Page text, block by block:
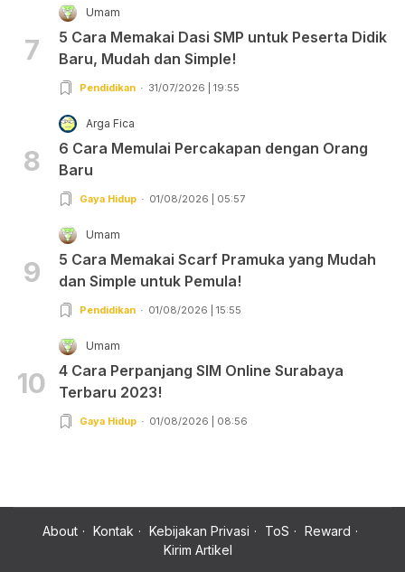
7
Umam
5 Cara Memakai Dasi SMP untuk Peserta Didik
Baru, Mudah dan Simple!
Pendidikan 31/07/2026 | 19:55
8
Arga Fica
6 Cara Memulai Percakapan dengan Orang
Baru
Gaya Hidup 01/08/2026 | 05:57
9
Umam
5 Cara Memakai Scarf Pramuka yang Mudah
dan Simple untuk Pemula!
Pendidikan 01/08/2026 | 15:55
10
Umam
4 Cara Perpanjang SIM Online Surabaya
Terbaru 2023!
Gaya Hidup 01/08/2026 | 08:56
About Kontak Kebijakan Privasi ToS
Reward
Kirim Artikel